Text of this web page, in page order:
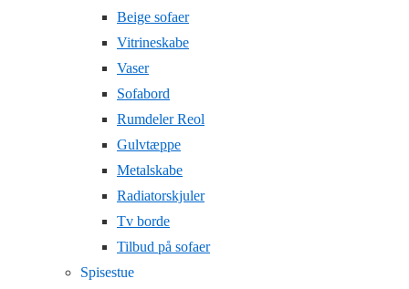
Beige sofaer
Vitrineskabe
Vaser
Sofabord
Rumdeler Reol
Gulvtæppe
Metalskabe
Radiatorskjuler
Tv borde
Tilbud på sofaer
Spisestue